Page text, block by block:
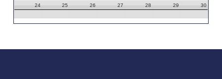
24 25 26 27 28 29 30